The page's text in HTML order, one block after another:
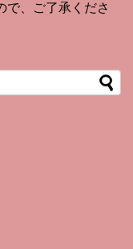
で、ご了承くださ